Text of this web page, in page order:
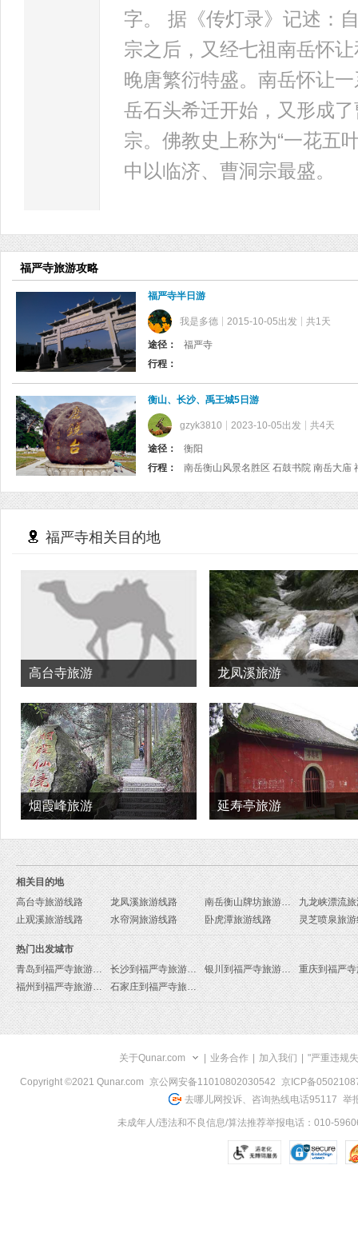
字。 据《传灯录》记述：
宗之后，又经七祖南岳怀
晚唐繁衍特盛。南岳怀让
岳石头希迁开始，又形成
宗。佛教史上称为“一花五
中以临济、曹洞宗最盛。
福严寺旅游攻略
福严寺半日游
我是多德 2015-10-05出发 共1天
途径：
福严寺
行程：
衡山、长沙、禹王城5日游
gzyk3810 2023-10-05出发 共4天
途径：
衡阳
行程：
南岳衡山风景名胜区 石鼓书院 南岳大庙
福严寺相关目的地
高台寺旅游 龙凤溪旅游
烟霞峰旅游 延寿亭旅游
相关目的地
高台寺旅游线路
龙凤溪旅游线路 南岳衡山牌坊旅游线路
九龙峡漂流
止观溪旅游线路
水帘洞旅游线路 卧虎潭旅游线路 灵芝喷泉旅
热门出发城市
青岛到福严寺旅游报价
长沙到福严寺旅游报价
银川到福严寺旅游报价
福州到福严寺旅游报价
石家庄到福严寺旅游报价
关于Qunar.com 业务合作 加入我们 "严重违规
Copyright ©2021 Qunar.com 京公网安备11010802030542
京ICP备
去哪儿网投诉、咨询热线电话95117 举
未成年人/违法和不良信息/算法推荐举报电话：010-